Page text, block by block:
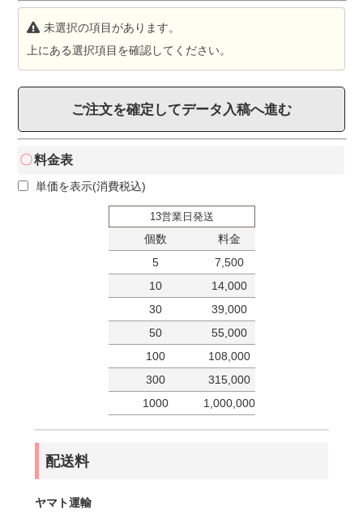
未選択の項目があります。
上にある選択項目を確認してください。
ご注文を確定してデータ入稿へ進む
料金表
単価を表示(消費税込)
13営業日発送
個数
料金
5
7,500
10
14,000
30
39,000
50
55,000
100
108,000
300
315,000
1000
1,000,000
配送料
ヤマト運輸